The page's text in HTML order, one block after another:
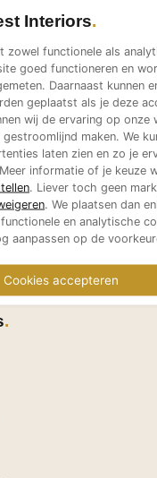
Fons Linders
Interiors
zowel functionele als
goed functioneren en
Daarnaast kunnen
geplaatst als je deze
wij de ervaring op onze
maken. We
laten zien en zo je
informatie of je keuze
. Liever toch geen
. We plaatsen dan
en analytische
aanpassen op de
Cookies accepteren